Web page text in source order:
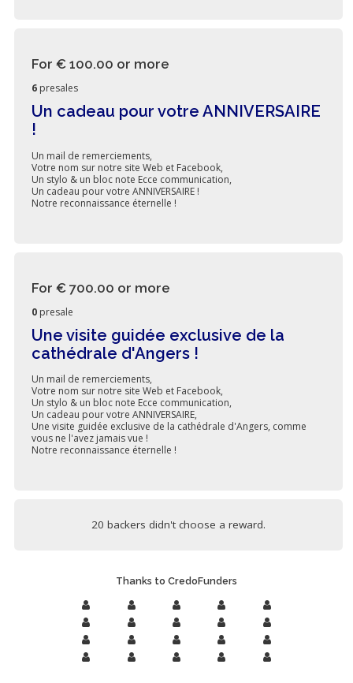
For € 100.00 or more
6 presales
Un cadeau pour votre ANNIVERSAIRE
!
Un mail de remerciements,
Votre nom sur notre site Web et Facebook,
Un stylo & un bloc note Ecce communication,
Un cadeau pour votre ANNIVERSAIRE !
Notre reconnaissance éternelle !
For € 700.00 or more
0 presale
Une visite guidée exclusive de la
cathédrale d'Angers !
Un mail de remerciements,
Votre nom sur notre site Web et Facebook,
Un stylo & un bloc note Ecce communication,
Un cadeau pour votre ANNIVERSAIRE,
Une visite guidée exclusive de la cathédrale d'Angers, comme
vous ne l'avez jamais vue !
Notre reconnaissance éternelle !
20 backers didn't choose a reward.
Thanks to CredoFunders